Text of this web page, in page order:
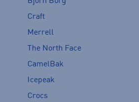
Craft
Merrell
The North Face
CamelBak
Icepeak
Crocs